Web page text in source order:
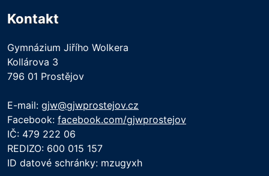
Kontakt
Gymnázium Jiřího Wolkera
Kollárova 3
796 01 Prostějov
E-mail: gjw@gjwprostejov.cz
Facebook: facebook.com/gjwprostejov
IČ: 479 222 06
REDIZO: 600 015 157
ID datové schránky: mzugyxh